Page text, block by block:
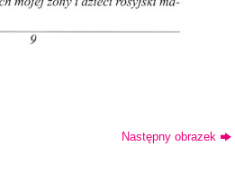
Następny obrazek